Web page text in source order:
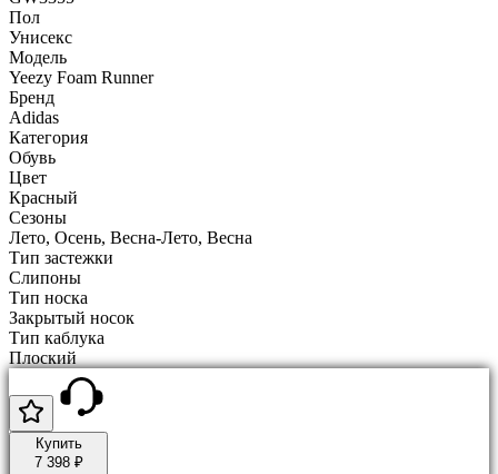
Пол
Унисекс
Модель
Yeezy Foam Runner
Бренд
Adidas
Категория
Обувь
Цвет
Красный
Сезоны
Лето, Осень, Весна-Лето, Весна
Тип застежки
Слипоны
Тип носка
Закрытый носок
Тип каблука
Плоский
Купить
7 398 ₽